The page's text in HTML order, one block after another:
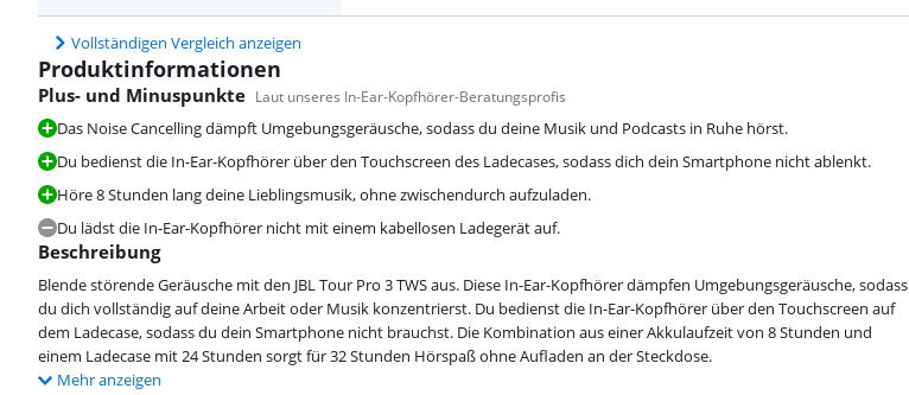
Vollständigen Vergleich anzeigen
Produktinformationen
Plus- und Minuspunkte Laut unseres In-Ear-Kopfhörer-Beratungsprofis
Das Noise Cancelling dämpft Umgebungsgeräusche, sodass du deine Musik und Podcasts in Ruhe hörst.
Du bedienst die In-Ear-Kopfhörer über den Touchscreen des Ladecases, sodass dich dein Smartphone nicht ablenkt.
Höre 8 Stunden lang deine Lieblingsmusik, ohne zwischendurch aufzuladen.
Du lädst die In-Ear-Kopfhörer nicht mit einem kabellosen Ladegerät auf.
Beschreibung
Blende störende Geräusche mit den JBL Tour Pro 3 TWS aus. Diese In-Ear-Kopfhörer dämpfen Umgebungsgeräusche, sodass
du dich vollständig auf deine Arbeit oder Musik konzentrierst. Du bedienst die In-Ear-Kopfhörer über den Touchscreen auf
dem Ladecase, sodass du dein Smartphone nicht brauchst. Die Kombination aus einer Akkulaufzeit von 8 Stunden und
einem Ladecase mit 24 Stunden sorgt für 32 Stunden Hörspaß ohne Aufladen an der Steckdose.
Mehr anzeigen